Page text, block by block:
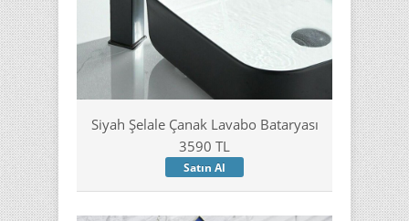
Siyah Şelale Çanak Lavabo Bataryası
3590 TL
Satın Al